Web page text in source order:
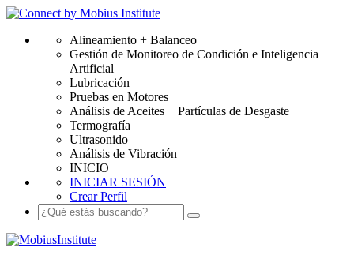
Alineamiento + Balanceo
Gestión de Monitoreo de Condición e Inteligencia
Artificial
Lubricación
Pruebas en Motores
Análisis de Aceites + Partículas de Desgaste
Termografía
Ultrasonido
Análisis de Vibración
INICIO
INICIAR SESIÓN
Crear Perfil